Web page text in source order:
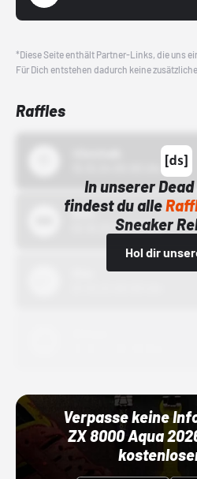
*Diese Seite enthält Partner-Links, die uns
Für Dich entstehen dadurch keine
Raffles
In unserer
findest du alle
Sneaker
Hol dir
Bstn
01.10.22 00:00 Uhr
Verpasse keine
ZX 8000 Aqua